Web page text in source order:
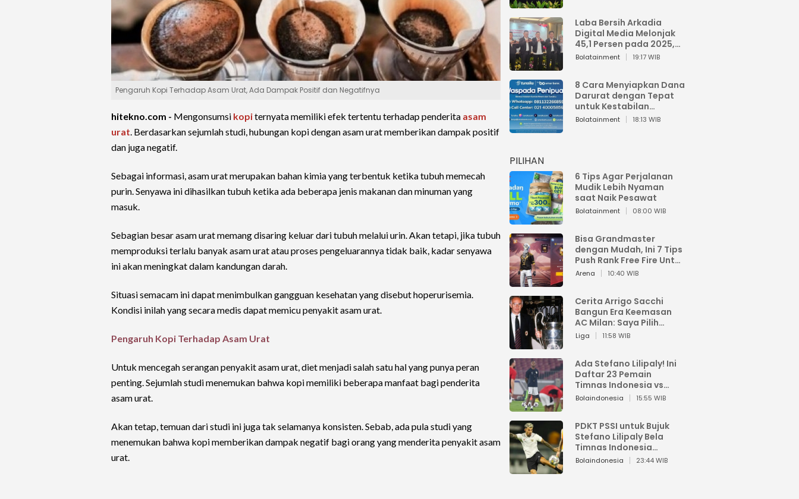
Pengaruh Kopi Terhadap Asam Urat, Ada Dampak Positif dan Negatifnya
hitekno.com - Mengonsumsi kopiternyata memiliki efek tertentu terhadap penderita asam
urat. Berdasarkan sejumlah studi, hubungan kopi dengan asam urat memberikan dampak positif
dan juga negatif.
Sebagai informasi, asam urat merupakan bahan kimia yang terbentuk ketika tubuh memecah
purin. Senyawa ini dihasilkan tubuh ketika ada beberapa jenis makanan dan minuman yang
masuk.
Sebagian besar asam urat memang disaring keluar dari tubuh melalui urin. Akan tetapi, jika tubuh
memproduksi terlalu banyak asam urat atau proses pengeluarannya tidak baik, kadar senyawa
ini akan meningkat dalam kandungan darah.
Situasi semacam ini dapat menimbulkan gangguan kesehatan yang disebut hoperurisemia.
Kondisi inilah yang secara medis dapat memicu penyakit asam urat.
Pengaruh Kopi Terhadap Asam Urat
Untuk mencegah serangan penyakit asam urat, diet menjadi salah satu hal yang punya peran
penting. Sejumlah studi menemukan bahwa kopi memiliki beberapa manfaat bagi penderita
asam urat.
Akan tetap, temuan dari studi ini juga tak selamanya konsisten. Sebab, ada pula studi yang
menemukan bahwa kopi memberikan dampak negatif bagi orang yang menderita penyakit asam
urat.
Laba Bersih Arkadia
Digital Media Melonjak
45,1 Persen pada 2025,
Sentuh Rp1,76 Miliar
Bolatainment 19:17 WIB
8 Cara Menyiapkan Dana
Darurat dengan Tepat
untuk Kestabilan
Keuangan
Bolatainment 18:13 WIB
PILIHAN
6 Tips Agar Perjalanan
Mudik Lebih Nyaman
saat Naik Pesawat
Bolatainment 08:00 WIB
Bisa Grandmaster
dengan Mudah, Ini 7 Tips
Push Rank Free Fire Untuk
Pemula
Arena 10:40 WIB
Cerita Arrigo Sacchi
Bangun Era Keemasan
AC Milan: Saya Pilih
Pemain dari Isi Otaknya
Liga 11:58 WIB
Ada Stefano Lilipaly! Ini
Daftar 23 Pemain
Timnas Indonesia vs
China
Bolaindonesia 15:55 WIB
PDKT PSSI untuk Bujuk
Stefano Lilipaly Bela
Timnas Indonesia
Berakhir Berantakan
Bolaindonesia 23:44 WIB